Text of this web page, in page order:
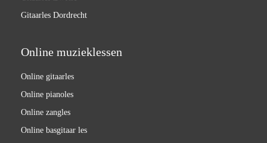
Gitaarles Dordrecht
Online muzieklessen
Online gitaarles
Online pianoles
Online zangles
Online basgitaar les